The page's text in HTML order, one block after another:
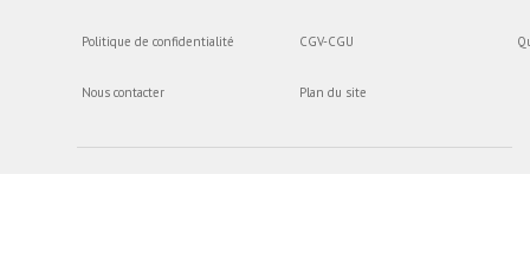
Politique de confidentialité
Nous contacter
CGV-CGU
Plan du site